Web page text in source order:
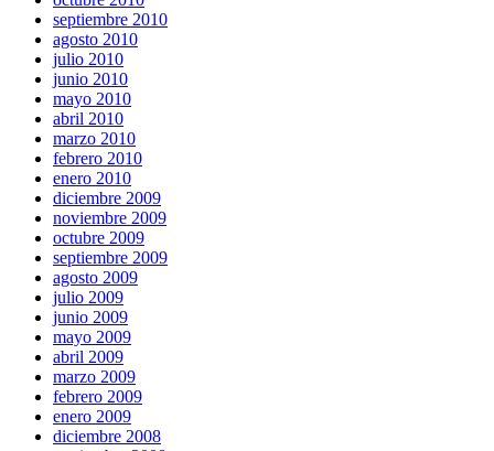
septiembre 2010
agosto 2010
julio 2010
junio 2010
mayo 2010
abril 2010
marzo 2010
febrero 2010
enero 2010
diciembre 2009
noviembre 2009
octubre 2009
septiembre 2009
agosto 2009
julio 2009
junio 2009
mayo 2009
abril 2009
marzo 2009
febrero 2009
enero 2009
diciembre 2008